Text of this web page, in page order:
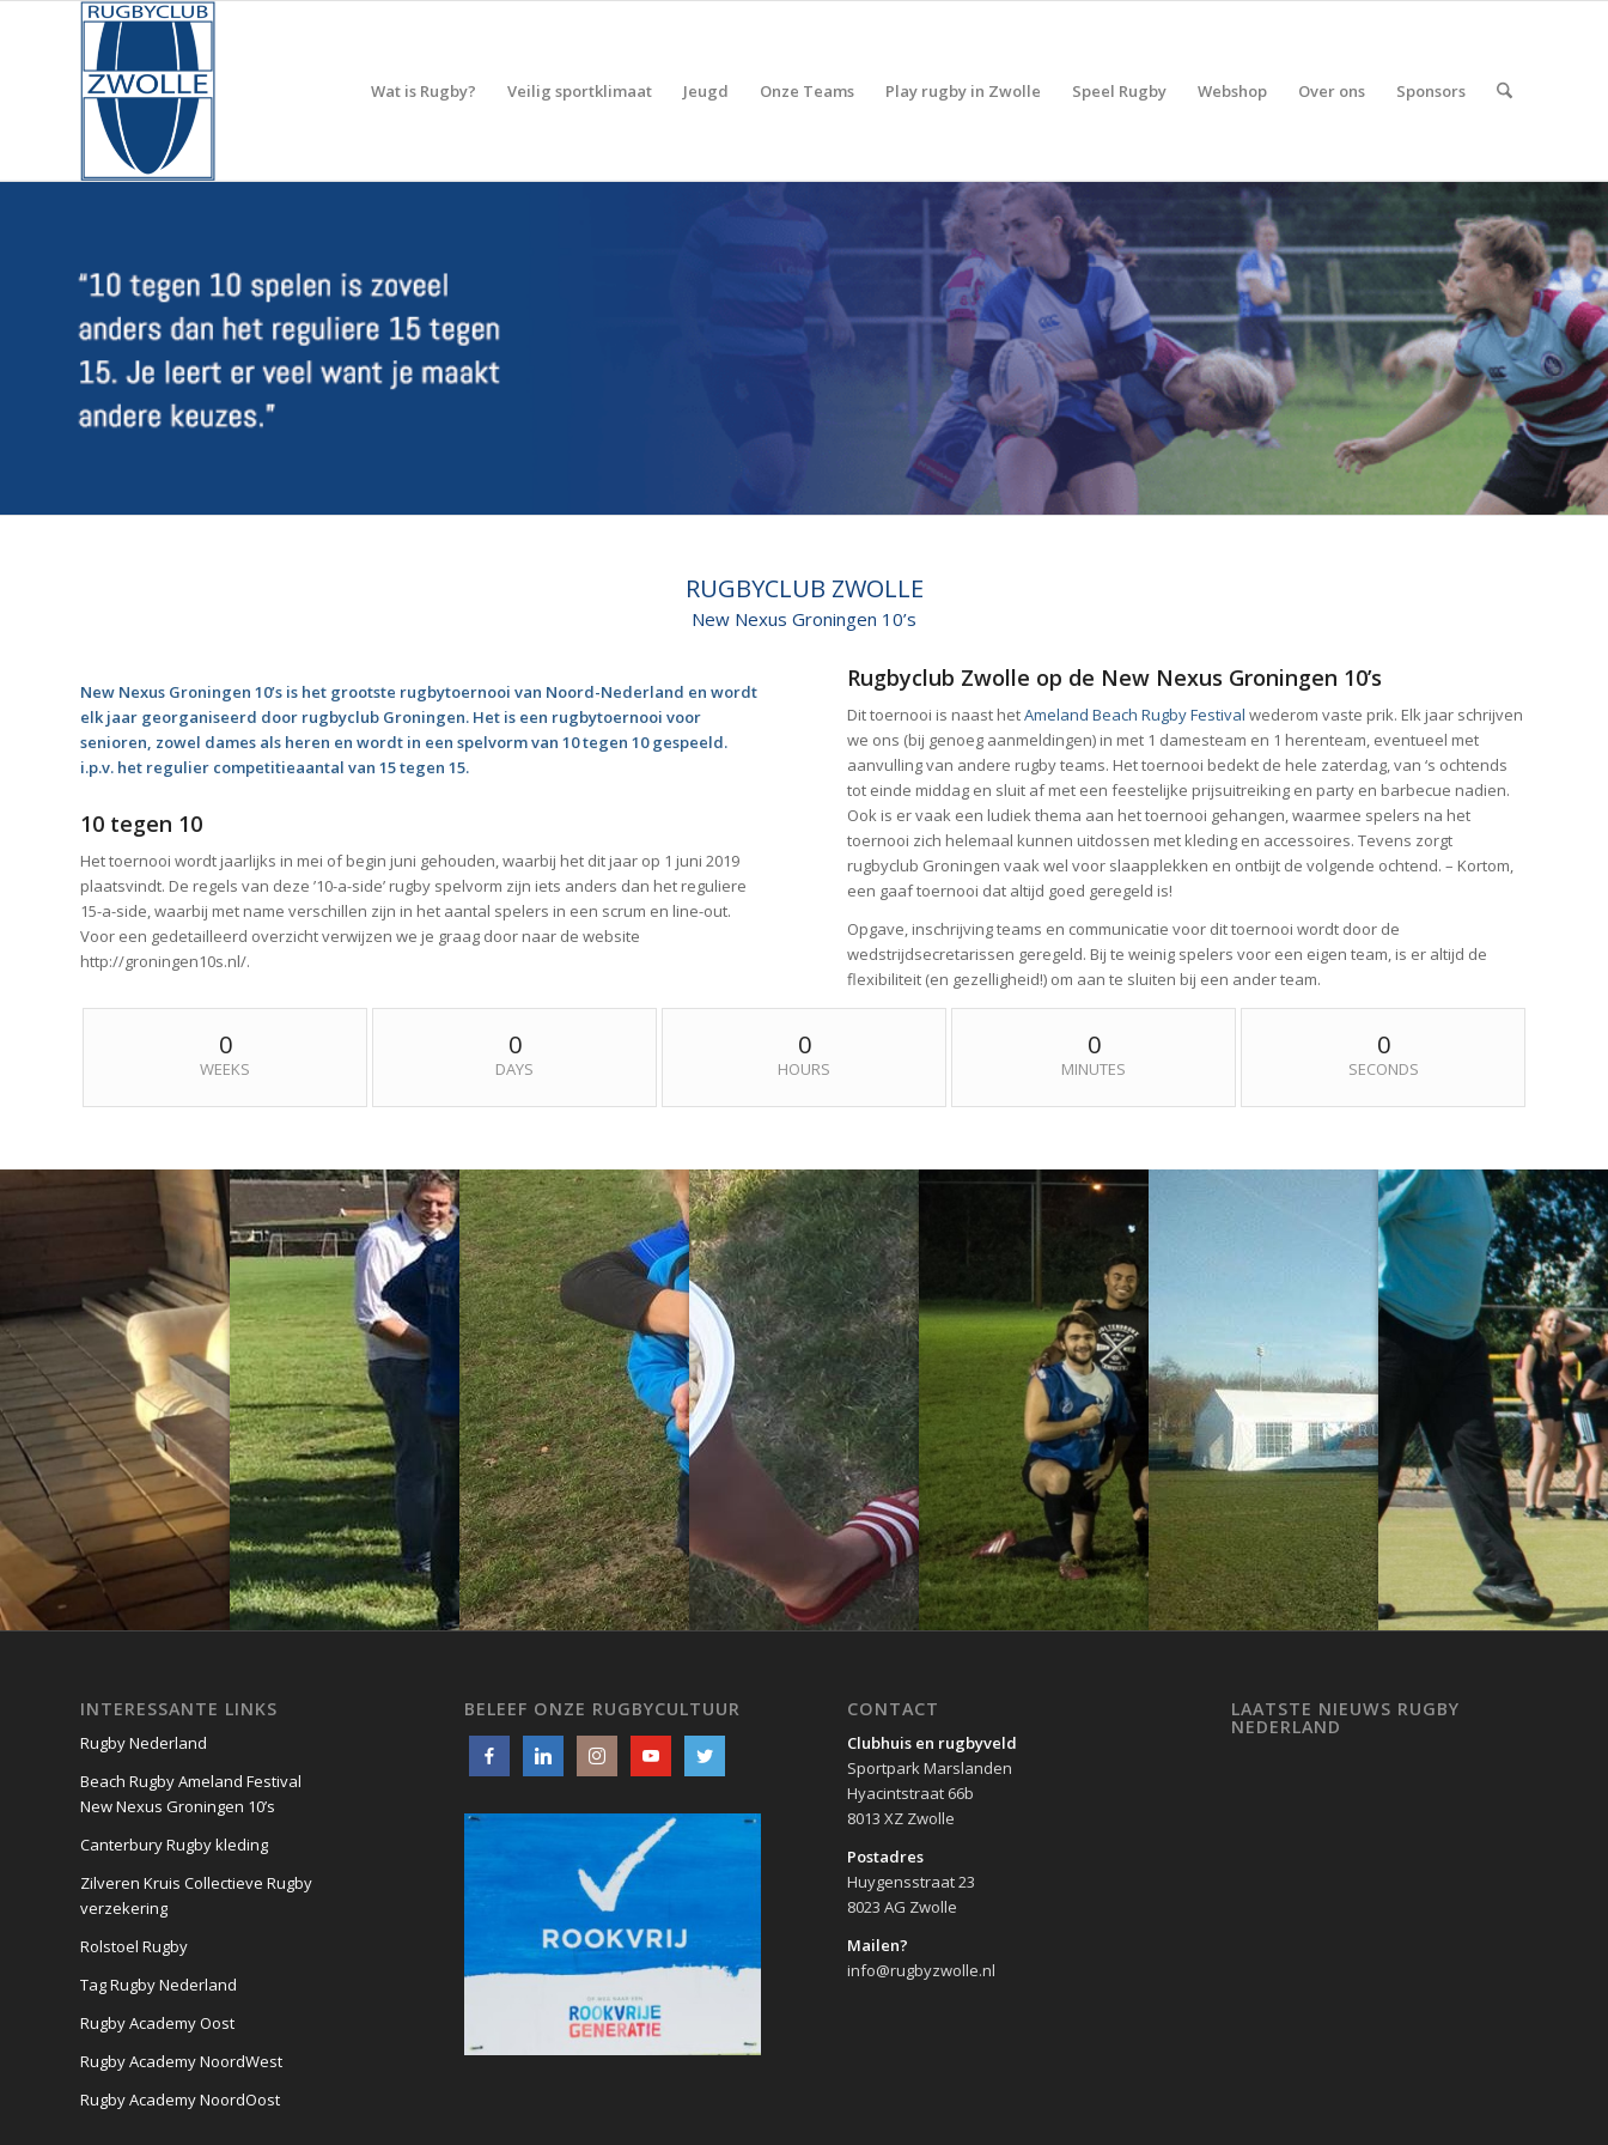
Wat is Rugby? Veilig sportklimaat Jeugd Onze Teams Play rugby in Zwolle Speel Rugby Webshop Over ons Sponsors
RUGBYCLUB ZWOLLE
New Nexus Groningen 10’s
New Nexus Groningen 10’s is het grootste rugbytoernooi van Noord-Nederland en wordt
elk jaar georganiseerd door rugbyclub Groningen. Het is een rugbytoernooi voor
senioren, zowel dames als heren en wordt in een spelvorm van 10 tegen 10 gespeeld.
i.p.v. het regulier competitieaantal van 15 tegen 15.
10 tegen 10
Het toernooi wordt jaarlijks in mei of begin juni gehouden, waarbij het dit jaar op 1 juni 2019
plaatsvindt. De regels van deze ’10-a-side’ rugby spelvorm zijn iets anders dan het reguliere
15-a-side, waarbij met name verschillen zijn in het aantal spelers in een scrum en line-out.
Voor een gedetailleerd overzicht verwijzen we je graag door naar de website
http://groningen10s.nl/.
Rugbyclub Zwolle op de New Nexus Groningen 10’s
Dit toernooi is naast hetAmeland Beach Rugby Festival wederom vaste prik. Elk jaar schrijven
we ons (bij genoeg aanmeldingen) in met 1 damesteam en 1 herenteam, eventueel met
aanvulling van andere rugby teams. Het toernooi bedekt de hele zaterdag, van ‘s ochtends
tot einde middag en sluit af met een feestelijke prijsuitreiking en party en barbecue nadien.
Ook is er vaak een ludiek thema aan het toernooi gehangen, waarmee spelers na het
toernooi zich helemaal kunnen uitdossen met kleding en accessoires. Tevens zorgt
rugbyclub Groningen vaak wel voor slaapplekken en ontbijt de volgende ochtend. – Kortom,
een gaaf toernooi dat altijd goed geregeld is!
Opgave, inschrijving teams en communicatie voor dit toernooi wordt door de
wedstrijdsecretarissen geregeld. Bij te weinig spelers voor een eigen team, is er altijd de
flexibiliteit (en gezelligheid!) om aan te sluiten bij een ander team.
0
WEEKS
0
DAYS
0
HOURS
0
MINUTES
0
SECONDS
INTERESSANTE LINKS
Rugby Nederland
Beach Rugby Ameland Festival
New Nexus Groningen 10’s
Canterbury Rugby kleding
Zilveren Kruis Collectieve Rugby
verzekering
Rolstoel Rugby
Tag Rugby Nederland
Rugby Academy Oost
Rugby Academy NoordWest
Rugby Academy NoordOost
BELEEF ONZE RUGBYCULTUUR CONTACT
Clubhuis en rugbyveld
Sportpark Marslanden
Hyacintstraat 66b
8013 XZ Zwolle
Postadres
Huygensstraat 23
8023 AG Zwolle
Mailen?
info@rugbyzwolle.nl
LAATSTE NIEUWS RUGBY
NEDERLAND